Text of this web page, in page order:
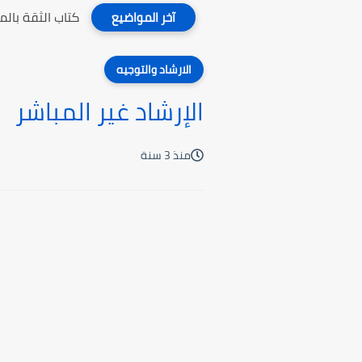
آخر المواضيع كتاب الثقة
الارشاد والتوجيه
الإرشاد غير المباشر
منذ 3 سنة